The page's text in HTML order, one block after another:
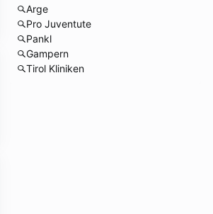
Arge
Pro Juventute
Pankl
Gampern
Tirol Kliniken